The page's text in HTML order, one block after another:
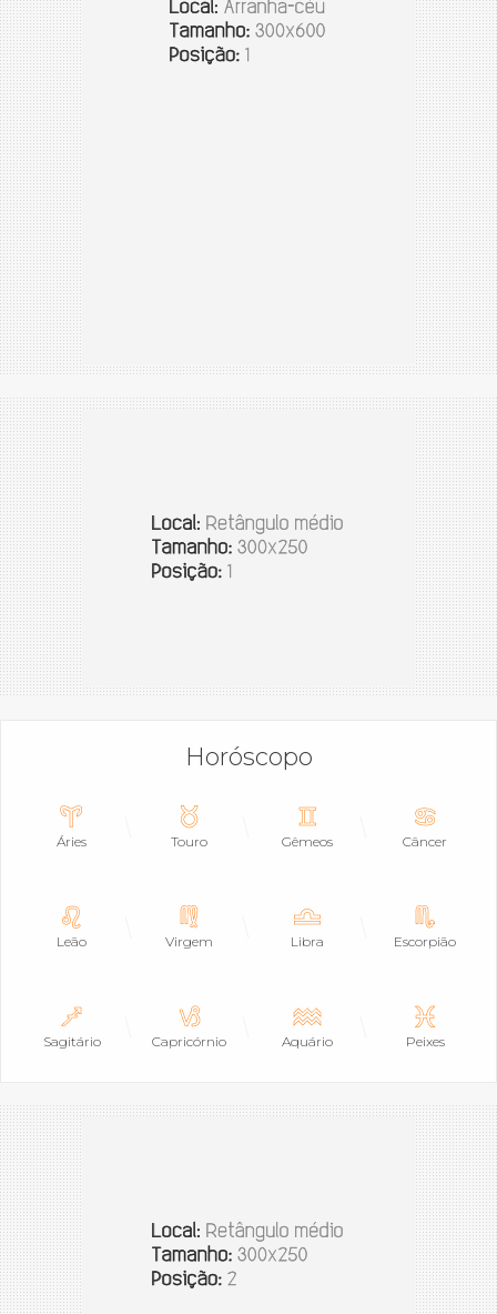
Horóscopo
Áries Touro Gêmeos Câncer
Leão Virgem Libra Escorpião
Sagitário Capricórnio Aquário Peixes